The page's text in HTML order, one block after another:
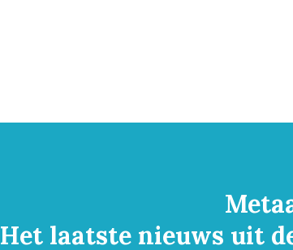
Het laatste nieuws uit